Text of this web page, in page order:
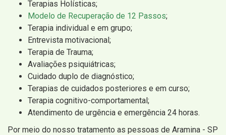
Terapias Holísticas;
Modelo de Recuperação de 12 Passos;
Terapia individual e em grupo;
Entrevista motivacional;
Terapia de Trauma;
Avaliações psiquiátricas;
Cuidado duplo de diagnóstico;
Terapias de cuidados posteriores e em curso;
Terapia cognitivo-comportamental;
Atendimento de urgência e emergência 24 horas.
Por meio do nosso tratamento as pessoas de Aramina - SP